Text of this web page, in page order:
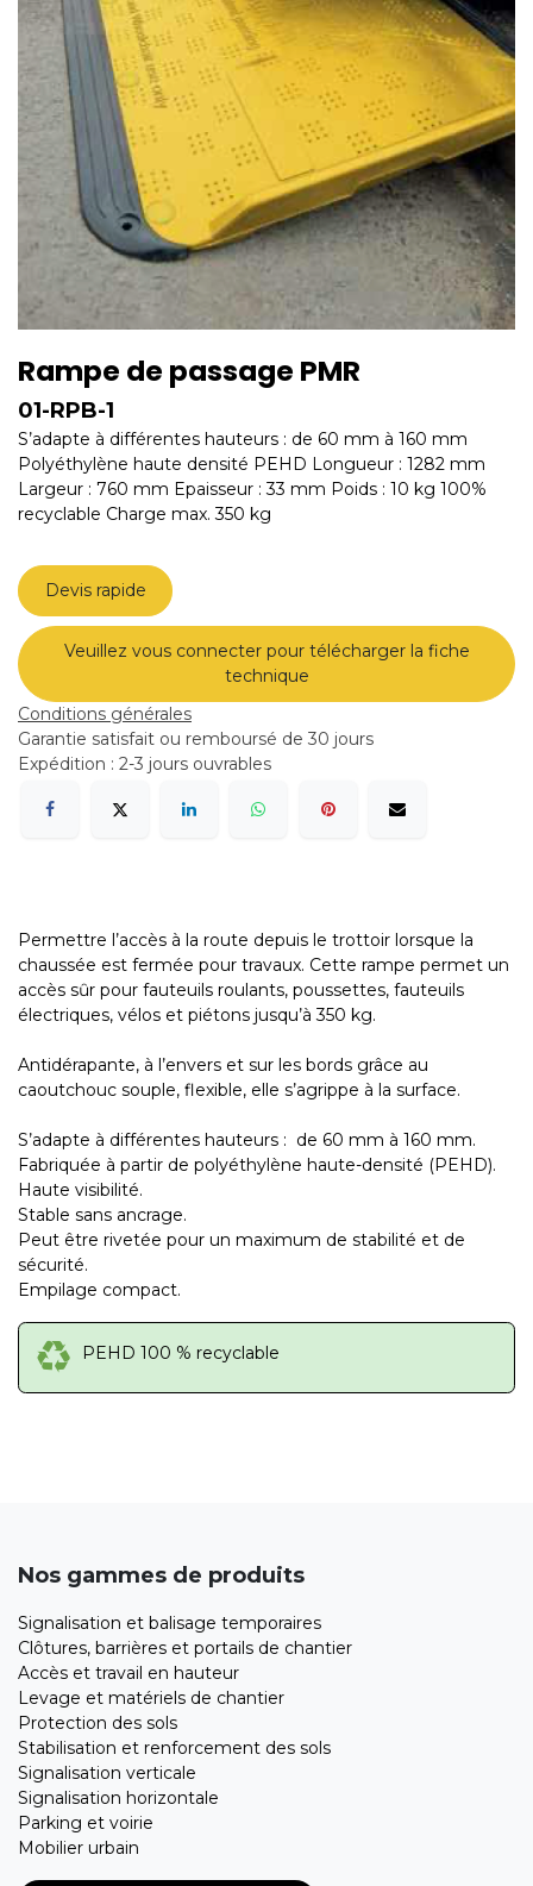
Rampe de passage PMR
01-RPB-1
S’adapte à différentes hauteurs : de 60 mm à 160 mm
Polyéthylène haute densité PEHD Longueur : 1282 mm
Largeur : 760 mm Epaisseur : 33 mm Poids : 10 kg 100%
recyclable Charge max. 350 kg
Devis rapide
Veuillez vous connecter pour télécharger la fiche
technique
Conditions générales
Garantie satisfait ou remboursé de 30 jours
Expédition : 2-3 jours ouvrables
Permettre l’accès à la route depuis le trottoir lorsque la
chaussée est fermée pour travaux. Cette rampe permet un
accès sȗr pour fauteuils roulants, poussettes, fauteuils
électriques, vélos et piétons jusqu’à 350 kg.
Antidérapante, à l’envers et sur les bords grâce au
caoutchouc souple, flexible, elle s’agrippe à la surface.
S’adapte à différentes hauteurs : de 60 mm à 160 mm.
Fabriquée à partir de polyéthylène haute-densité (PEHD).
Haute visibilité.
Stable sans ancrage.
Peut être rivetée pour un maximum de stabilité et de
sécurité.
Empilage compact.
PEHD 100 % recyclable
Nos gammes de produits
Signalisation et balisage temporaires
Clôtures, barrières et portails de chantier
Accès et travail en hauteur
Levage et matériels de chantier
Protection des sols
Stabilisation et renforcement des sols
Signalisation verticale
Signalisation horizontale
Parking et voirie
Mobilier urbain